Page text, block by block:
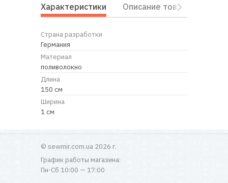
Характеристики Описание товара
Страна разработки
Германия
Материал
поливолокно
Длина
150 см
Ширина
1 см
© sewmir.com.ua 2026 г.
График работы магазина:
Пн-Сб 10:00 — 17:00